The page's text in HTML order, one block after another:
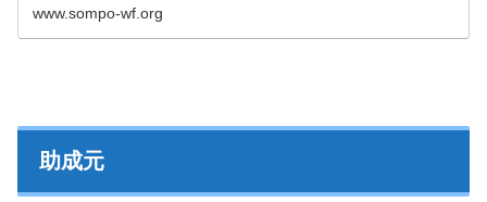
www.sompo-wf.org
助成元